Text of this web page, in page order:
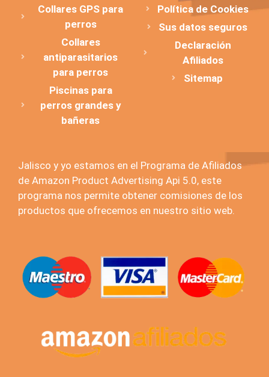
Collares GPS para
perros
Collares
antiparasitarios
para perros
Piscinas para
perros grandes y
bañeras
Política de Cookies
Sus datos seguros
Declaración
Afiliados
Sitemap
Jalisco y yo estamos en el Programa de Afiliados
de Amazon Product Advertising Api 5.0, este
programa nos permite obtener comisiones de los
productos que ofrecemos en nuestro sitio web.